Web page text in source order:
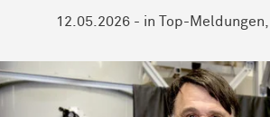
12.05.2026 - in Top-Meldungen